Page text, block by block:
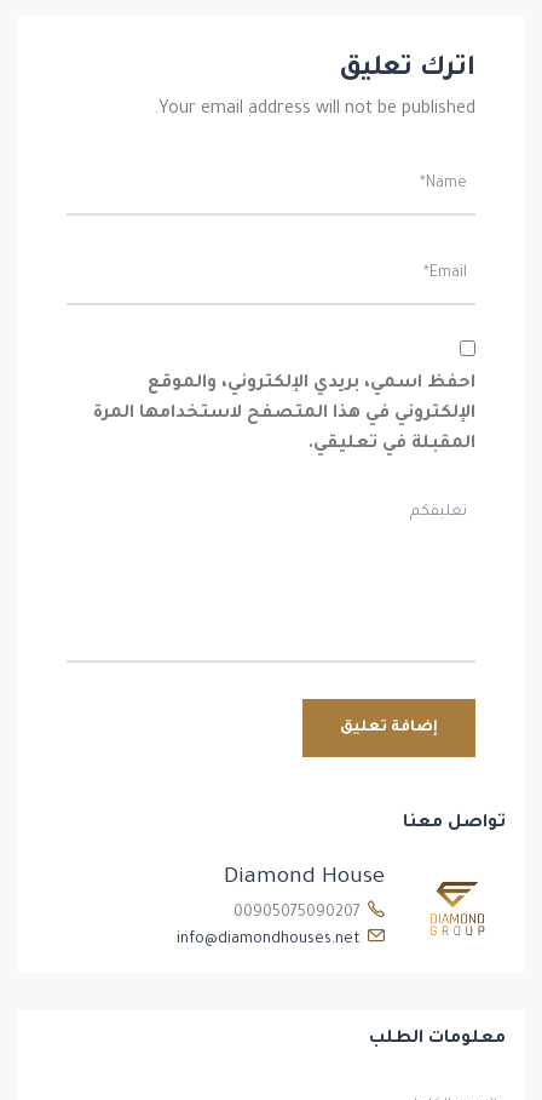
اترك تعليق
Your email address will not be published.
احفظ اسمي، بريدي الإلكتروني، والموقع
الإلكتروني في هذا المتصفح لاستخدامها المرة
المقبلة في تعليقي.
تواصل معنا
Diamond House
info@diamondhouses.net
معلومات الطلب